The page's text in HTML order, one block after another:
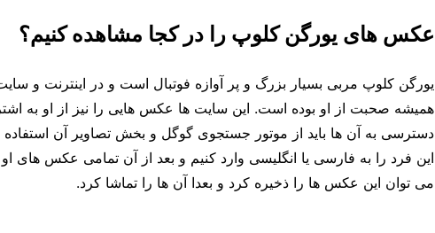
عکس های یورگن کلوپ را در کجا مشاهده کنیم؟
یورگن کلوپ مربی بسیار بزرگ و پر آوازه فوتبال است و در اینترنت و
همیشه صحبت از او بوده است. این سایت ها عکس هایی را نیز از او به
دسترسی به آن ها باید از موتور جستجوی گوگل و بخش تصاویر آن استفاده
این فرد را به فارسی یا انگلیسی وارد کنیم و بعد از آن تمامی عکس های
می توان این عکس ها را ذخیره کرد و بعدا آن ها را تماشا کرد.